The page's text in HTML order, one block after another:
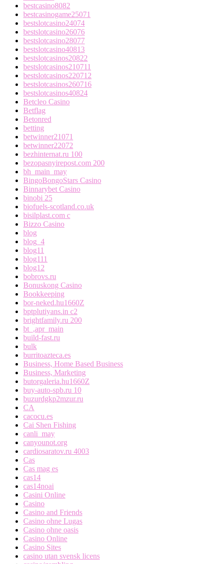
bestcasino8082
bestcasinogame25071
bestslotcasino24074
bestslotcasino26076
bestslotcasino28077
bestslotcasino40813
bestslotcasinos20822
bestslotcasinos210711
bestslotcasinos220712
bestslotcasinos260716
bestslotcasinos40824
Betcleo Casino
Betflag
Betonred
betting
betwinner21071
betwinner22072
bezhinternat.ru 100
bezopasnyirepost.com 200
bh_main_may
BingoBongoStars Casino
Binnarybet Casino
binobi 25
biofuels-scotland.co.uk
bisilplast.com c
Bizzo Casino
blog
blog_4
blog11
blog111
blog12
bobrovs.ru
Bonuskong Casino
Bookkeeping
bor-neked.hu1660Z
bptplutiyans.in c2
brightfamily.ru 200
bt_,apr_main
build-fast.ru
bulk
burritoazteca.es
Business, Home Based Business
Business, Marketing
butorgaleria.hu1660Z
buy-auto-spb.ru 10
buzurdgkp2mzur.ru
CA
cacocu.es
Cai Shen Fishing
canli_may
canyounot.org
cardiosaratov.ru 4003
Cas
Cas mag es
cas14
cas14noai
Casini Online
Casino
Casino and Friends
Casino ohne Lugas
Casino ohne oasis
Casino Online
Casino Sites
casino utan svensk licens